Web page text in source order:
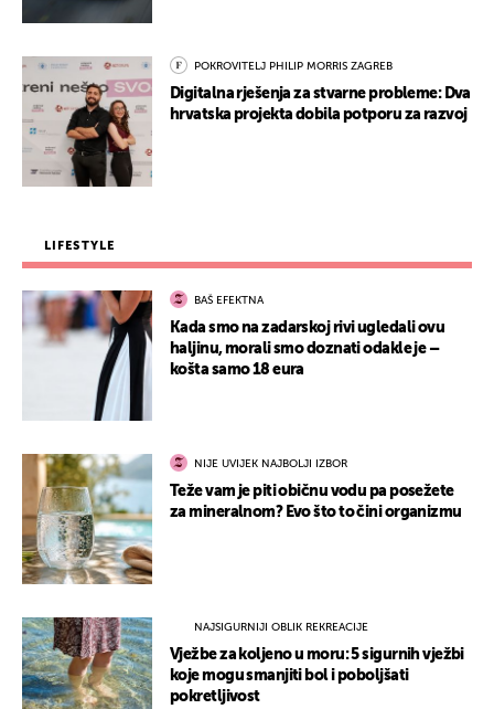
POKROVITELJ PHILIP MORRIS ZAGREB
Digitalna rješenja za stvarne probleme: Dva
hrvatska projekta dobila potporu za razvoj
LIFESTYLE
BAŠ EFEKTNA
Kada smo na zadarskoj rivi ugledali ovu
haljinu, morali smo doznati odakle je –
košta samo 18 eura
NIJE UVIJEK NAJBOLJI IZBOR
Teže vam je piti običnu vodu pa posežete
za mineralnom? Evo što to čini organizmu
NAJSIGURNIJI OBLIK REKREACIJE
Vježbe za koljeno u moru: 5 sigurnih vježbi
koje mogu smanjiti bol i poboljšati
pokretljivost